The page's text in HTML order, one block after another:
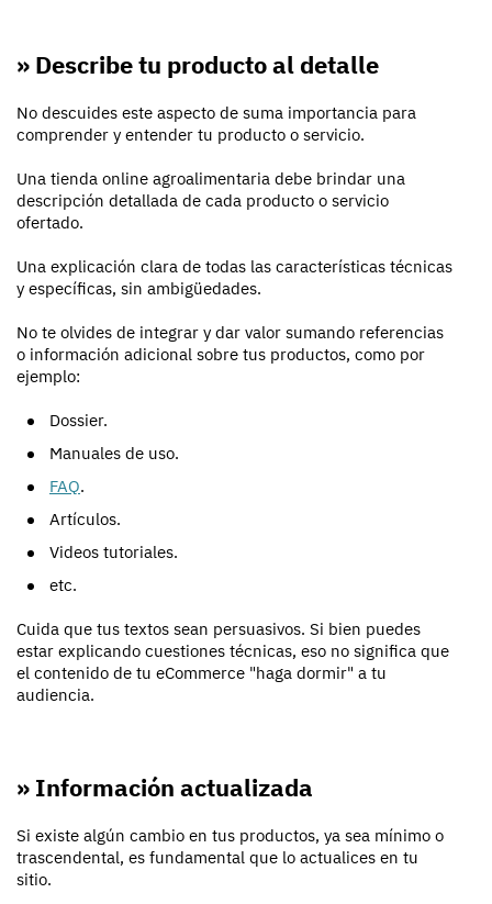
» Describe tu producto al detalle
No descuides este aspecto de suma importancia para
comprender y entender tu producto o servicio.
Una tienda online agroalimentaria debe brindar una
descripción detallada de cada producto o servicio
ofertado.
Una explicación clara de todas las características técnicas
y específicas, sin ambigüedades.
No te olvides de integrar y dar valor sumando referencias
o información adicional sobre tus productos, como por
ejemplo:
Dossier.
Manuales de uso.
FAQ.
Artículos.
Videos tutoriales.
etc.
Cuida que tus textos sean persuasivos. Si bien puedes
estar explicando cuestiones técnicas, eso no significa que
el contenido de tu eCommerce "haga dormir" a tu
audiencia.
» Información actualizada
Si existe algún cambio en tus productos, ya sea mínimo o
trascendental, es fundamental que lo actualices en tu
sitio.